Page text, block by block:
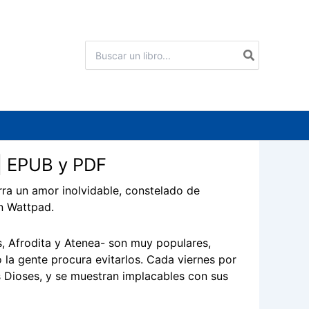
por:
y PDF
un amor inolvidable, constelado de
Wattpad.
Afrodita y Atenea- son muy populares,
gente procura evitarlos. Cada viernes por
y se muestran implacables con sus